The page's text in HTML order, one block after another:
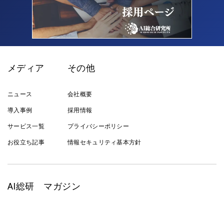
メディア
ニュース
導入事例
サービス一覧
お役立ち記事
その他
会社概要
採用情報
プライバシーポリシー
情報セキュリティ基本方針
AI総研 マガジン